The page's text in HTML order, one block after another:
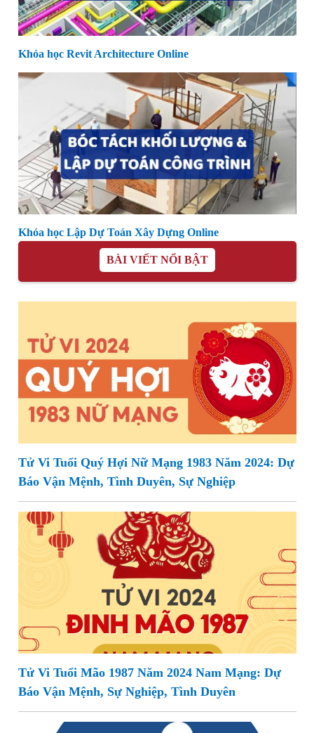
Khóa học Revit Architecture Online
Khóa học Lập Dự Toán Xây Dựng Online
BÀI VIẾT NỔI BẬT
Tử Vi Tuổi Quý Hợi Nữ Mạng 1983 Năm 2024: Dự
Báo Vận Mệnh, Tình Duyên, Sự Nghiệp
Tử Vi Tuổi Mão 1987 Năm 2024 Nam Mạng: Dự
Báo Vận Mệnh, Sự Nghiệp, Tình Duyên